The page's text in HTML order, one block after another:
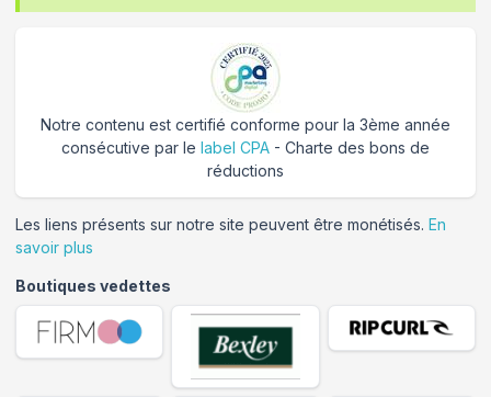
Notre contenu est certifié conforme pour la 3ème année
consécutive par le label CPA - Charte des bons de
réductions
Les liens présents sur notre site peuvent être monétisés. En
savoir plus
Boutiques vedettes